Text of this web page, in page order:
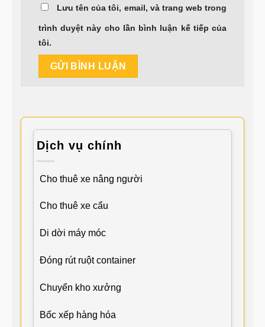
Lưu tên của tôi, email, và trang web trong
trình duyệt này cho lần bình luận kế tiếp của
tôi.
Dịch vụ chính
Cho thuê xe nâng người
Cho thuê xe cẩu
Di dời máy móc
Đóng rút ruột container
Chuyển kho xưởng
Bốc xếp hàng hóa